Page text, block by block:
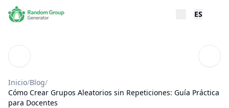
ES
Blog
Inicio/Blog/
Cómo Crear Grupos Aleatorios sin Repeticiones: Guía Práctica
para Docentes